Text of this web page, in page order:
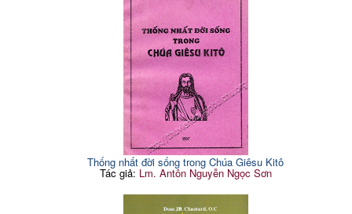
Thống nhất đời sống trong Chúa Giêsu Kitô
Tác giả: Lm. Antôn Nguyễn Ngọc Sơn